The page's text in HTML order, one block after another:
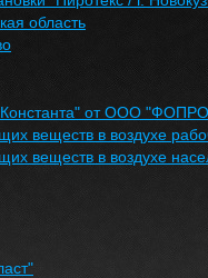
область
"Константа" от ООО
веществ в воздухе
веществ в воздухе